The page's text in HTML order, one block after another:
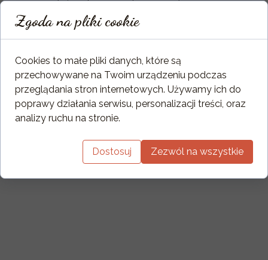
Sterowanie: pilot (automatyczne,
manualne)
Zgoda na pliki cookie
Cookies to małe pliki danych, które są
przechowywane na Twoim urządzeniu podczas
przeglądania stron internetowych. Używamy ich do
poprawy działania serwisu, personalizacji treści, oraz
analizy ruchu na stronie.
Dostosuj Zezwól na wszystkie